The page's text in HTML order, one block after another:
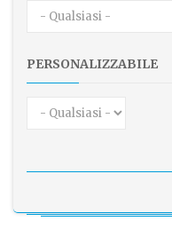
PERSONALIZZABILE